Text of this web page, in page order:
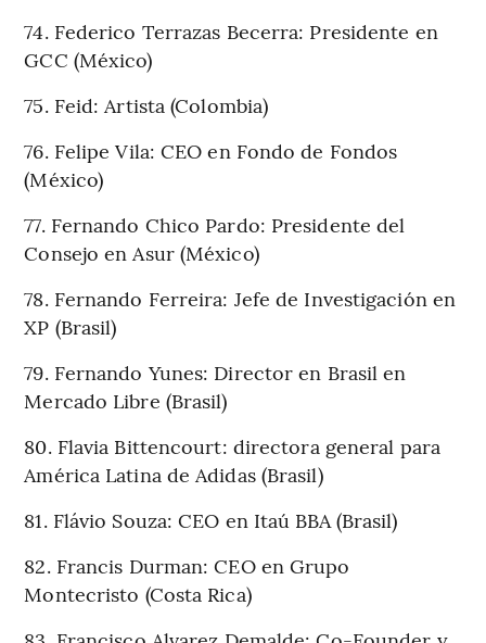
74. Federico Terrazas Becerra: Presidente en
GCC (México)
75. Feid: Artista (Colombia)
76. Felipe Vila: CEO en Fondo de Fondos
(México)
77. Fernando Chico Pardo: Presidente del
Consejo en Asur (México)
78. Fernando Ferreira: Jefe de Investigación en
XP (Brasil)
79. Fernando Yunes: Director en Brasil en
Mercado Libre (Brasil)
80. Flavia Bittencourt: directora general para
América Latina de Adidas (Brasil)
81. Flávio Souza: CEO en Itaú BBA (Brasil)
82. Francis Durman: CEO en Grupo
Montecristo (Costa Rica)